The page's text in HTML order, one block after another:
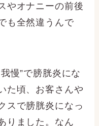
やオナニーの前後
も全然違うんで
慢”で膀胱炎にな
た頃、お客さんや
スで膀胱炎になっ
りました。なん